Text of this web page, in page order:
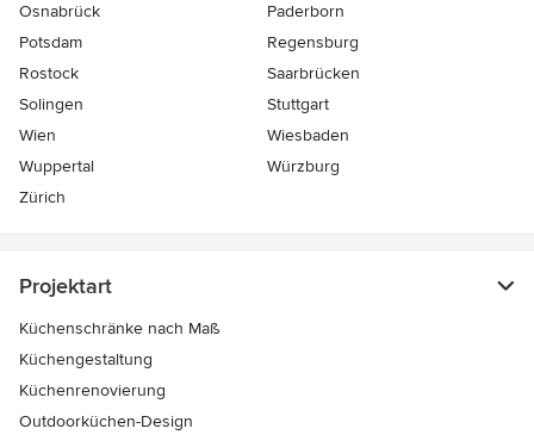
Osnabrück
Paderborn
Potsdam
Regensburg
Rostock
Saarbrücken
Solingen
Stuttgart
Wien
Wiesbaden
Wuppertal
Würzburg
Zürich
Projektart
Küchenschränke nach Maß
Küchengestaltung
Küchenrenovierung
Outdoorküchen-Design